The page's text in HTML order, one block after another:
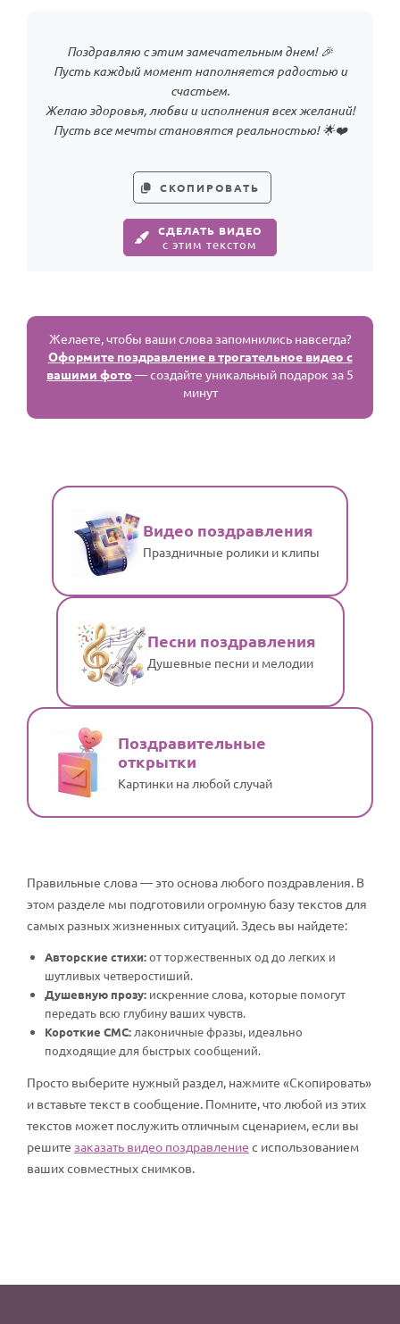
Поздравляю с этим замечательным днем! 🎉
Пусть каждый момент наполняется радостью и
счастьем.
Желаю здоровья, любви и исполнения всех желаний!
Пусть все мечты становятся реальностью! 🌟❤️
СКОПИРОВАТЬ
СДЕЛАТЬ ВИДЕО
с этим текстом
Желаете, чтобы ваши слова запомнились навсегда?
Оформите поздравление в трогательное видео с
вашими фото — создайте уникальный подарок за 5
минут
Видео поздравления
Праздничные ролики и клипы
Песни поздравления
Душевные песни и мелодии
Поздравительные
открытки
Картинки на любой случай
Правильные слова — это основа любого поздравления. В
этом разделе мы подготовили огромную базу текстов для
самых разных жизненных ситуаций. Здесь вы найдете:
Авторские стихи:от торжественных од до легких и
шутливых четверостиший.
Душевную прозу: искренние слова, которые помогут
передать всю глубину ваших чувств.
Короткие СМС: лаконичные фразы, идеально
подходящие для быстрых сообщений.
Просто выберите нужный раздел, нажмите «Скопировать»
и вставьте текст в сообщение. Помните, что любой из этих
текстов может послужить отличным сценарием, если вы
решите заказать видео поздравление с использованием
ваших совместных снимков.